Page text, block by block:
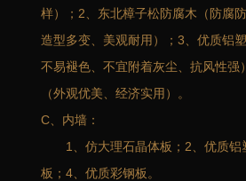
样）；2、东北樟子松防腐木（防腐
造型多变、美观耐用）；3、优质铝
不易褪色、不宜附着灰尘、抗风性强
（外观优美、经济实用）。
C、内墙：
1、仿大理石晶体板；2、优质铝
板；4、优质彩钢板。